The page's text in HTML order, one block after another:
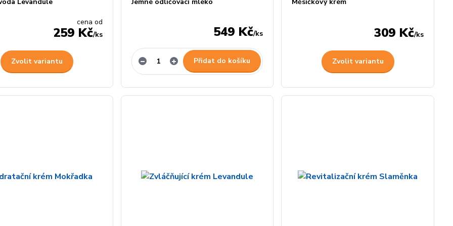
cena od
259 Kč/ks
Zvolit variantu
549 Kč/ks
Přidat do košíku
309 Kč/ks
Zvolit variantu